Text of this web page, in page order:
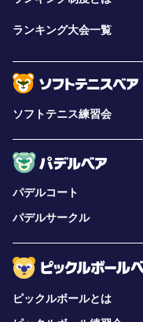
ランキング大会一覧
ソフトテニス練習会
パデルコート
パデルサークル
ピックルボールとは